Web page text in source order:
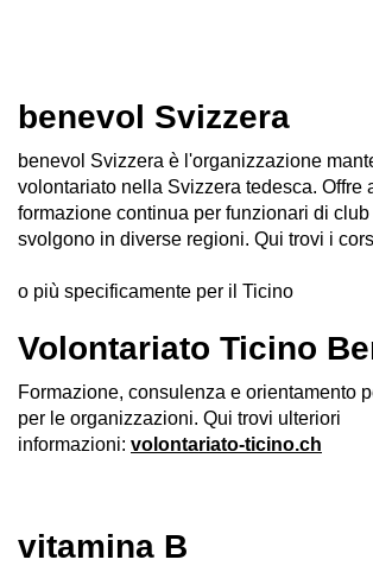
benevol Svizzera
benevol Svizzera è l'organizzazione
volontariato nella Svizzera tedesca. Offre
formazione continua per funzionari di
svolgono in diverse regioni. Qui trovi i
o più specificamente per il Ticino
Volontariato Ticino
Formazione, consulenza e orientamento
per le organizzazioni. Qui trovi ulteriori
informazioni: volontariato-ticino.ch
vitamina B